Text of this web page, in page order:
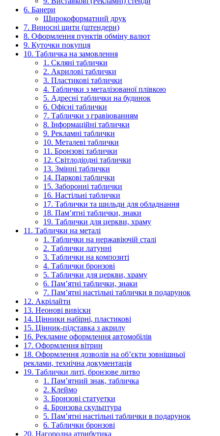
6. Банери
Широкоформатний друк
7. Виносні щити (штендери)
8. Оформлення пунктів обміну валют
9. Куточки покупця
10. Табличка на замовлення
1. Скляні таблички
2. Акрилові таблички
3. Пластикові таблички
4. Таблички з металізованої плівкою
5. Адресні таблички на будинок
6. Офісні таблички
7. Таблички з гравіюванням
8. Інформаційні таблички
9. Рекламні таблички
10. Металеві таблички
11. Бронзові таблички
12. Світлодіодні таблички
13. Змінні таблички
14. Паркові таблички
15. Заборонні таблички
16. Настільні таблички
17. Таблички та шильди для обладнання
18. Пам’ятні таблички, знаки
19. Таблички для церкви, храму
11. Таблички на металі
1. Таблички на нержавіючій сталі
2. Таблички латунні
3. Таблички на композиті
4. Таблички бронзові
5. Таблички для церкви, храму
6. Пам’ятні таблички, знаки
7. Пам’ятні настільні таблички в подарунок
12. Акрілайти
13. Неонові вивіски
14. Цінники набірні, пластикові
15. Цінник-підставка з акрилу
16. Рекламне оформлення автомобілів
17. Оформлення вітрин
18. Оформлення дозволів на об’єкти зовнішньої
реклами, технічна документація
19. Таблички литі, бронзове литво
1. Пам’ятний знак, табличка
2. Клеймо
3. Бронзові статуетки
4. Бронзова скульптура
5. Пам’ятні настільні таблички в подарунок
6. Таблички бронзові
20. Нагородна атрибутика